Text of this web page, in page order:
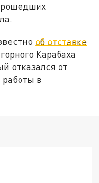
об отставке
Карабаха
отказался от
в